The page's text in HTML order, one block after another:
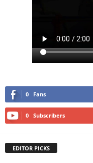
0 Fans
0 Subscribers
EDITOR PICKS